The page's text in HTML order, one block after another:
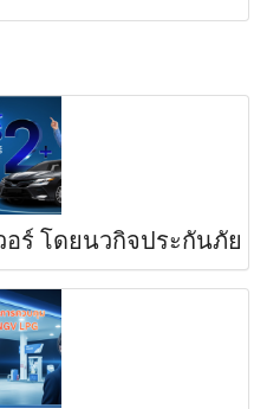
อร์ โดยนวกิจประกันภัย